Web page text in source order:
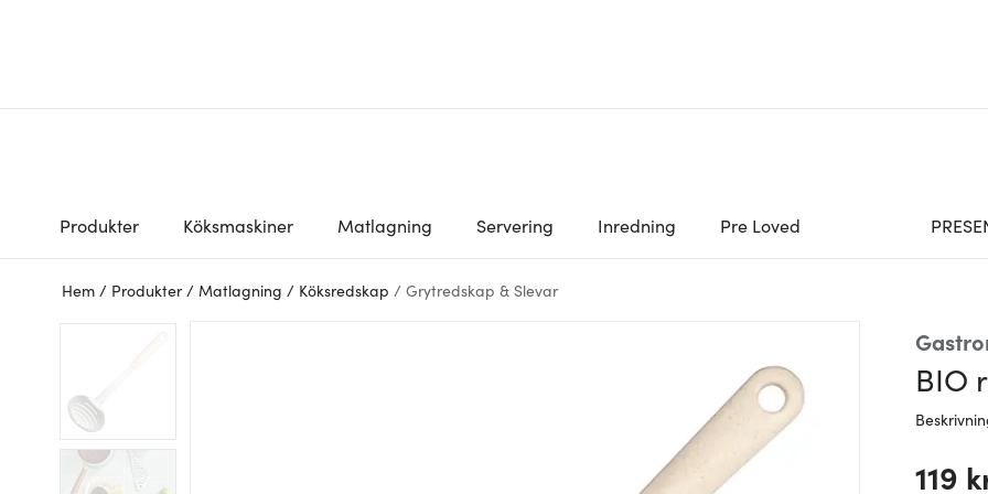
Produkter Köksmaskiner Matlagning Servering Inredning Pre Loved
Hem / Produkter / Matlagning / Köksredskap / Grytredskap & Slevar
BIO
119